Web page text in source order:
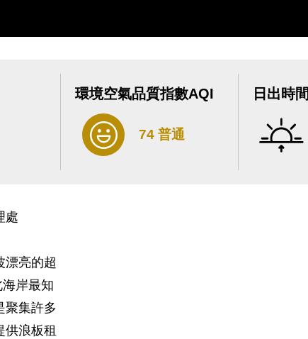
環境空氣品質指數AQI
74 普通
日出時
處
漂亮的超
岸最知
聚集許多
浪板租